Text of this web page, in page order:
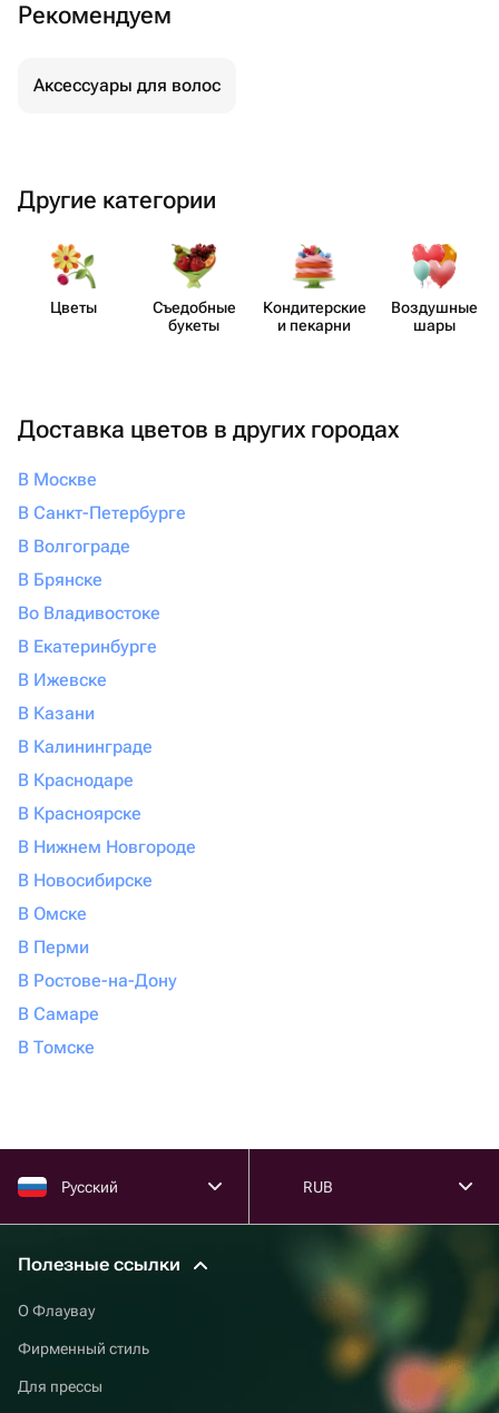
Рекомендуем
Аксессуары для волос
Другие категории
Цветы
Съедобные
букеты
Кондит​ерские
и пекарни
Воздушные
шары
Доставка цветов в других городах
В Москве
В Санкт-Петербурге
В Волгограде
В Брянске
Во Владивостоке
В Екатеринбурге
В Ижевске
В Казани
В Калининграде
В Краснодаре
В Красноярске
В Нижнем Новгороде
В Новосибирске
В Омске
В Перми
В Ростове-на-Дону
В Самаре
В Томске
Русский RUB
Полезные ссылки
О Флаувау
Фирменный стиль
Для прессы